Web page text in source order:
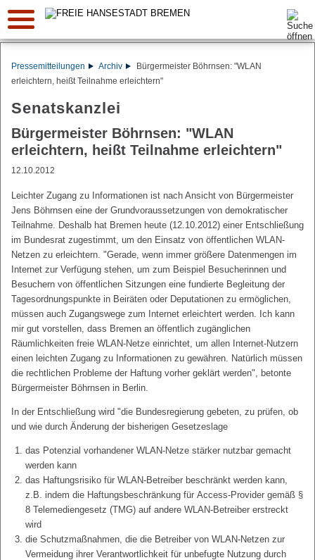
Suche:
Pressemitteilungen Archiv
Bürgermeister Böhrnsen: "WLAN
erleichtern, heißt Teilnahme erleichtern"
Senatskanzlei
Bürgermeister Böhrnsen: "WLAN
erleichtern, heißt Teilnahme erleichtern"
12.10.2012
Leichter Zugang zu Informationen ist nach Ansicht von Bürgermeister
Jens Böhrnsen eine der Grundvoraussetzungen von demokratischer
Teilnahme. Deshalb hat Bremen heute (12.10.2012) einer Entschließung
im Bundesrat zugestimmt, um den Einsatz von öffentlichen WLAN-
Netzen zu erleichtern. "Gerade, wenn immer größere Datenmengen im
Internet zur Verfügung stehen, um zum Beispiel Besucherinnen und
Besuchern von öffentlichen Sitzungen eine fundierte Begleitung der
Tagesordnungspunkte in Beiräten oder Deputationen zu ermöglichen,
müssen auch Zugangswege zum Internet erleichtert werden. Ich kann
mir gut vorstellen, dass Bremen an öffentlich zugänglichen
Räumlichkeiten freie WLAN-Netze einrichtet, um allen Internet-Nutzern
einen leichten Zugang zu Informationen zu gewähren. Natürlich müssen
die rechtlichen Probleme der Haftung vorher geklärt werden", betonte
Bürgermeister Böhrnsen in Berlin.
In der Entschließung wird "die Bundesregierung gebeten, zu prüfen, ob
und wie durch Änderung der bisherigen Gesetzeslage
das Potenzial vorhandener WLAN-Netze stärker nutzbar gemacht
werden kann
das Haftungsrisiko für WLAN-Betreiber beschränkt werden kann,
z.B. indem die Haftungsbeschränkung für Access-Provider gemäß §
8 Telemediengesetz (TMG) auf andere WLAN-Betreiber erstreckt
wird
die Schutzmaßnahmen, die die Betreiber von WLAN-Netzen zur
Vermeidung ihrer Verantwortlichkeit für unbefugte Nutzung durch